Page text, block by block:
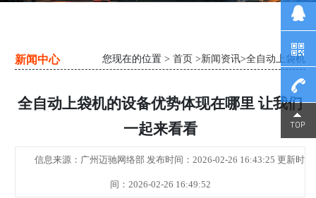
新闻中心 您现在的位置 > 首页 >新闻资讯>全自动上袋机
全自动上袋机的设备优势体现在哪里 让我们
一起来看看
信息来源：广州迈驰网络部 发布时间：2026-02-26 16:43:25 更新时
间：2026-02-26 16:49:52
1390230
2343